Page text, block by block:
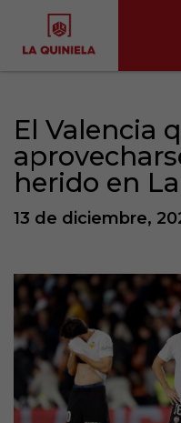
El Valencia
herido en
13 de diciembre,